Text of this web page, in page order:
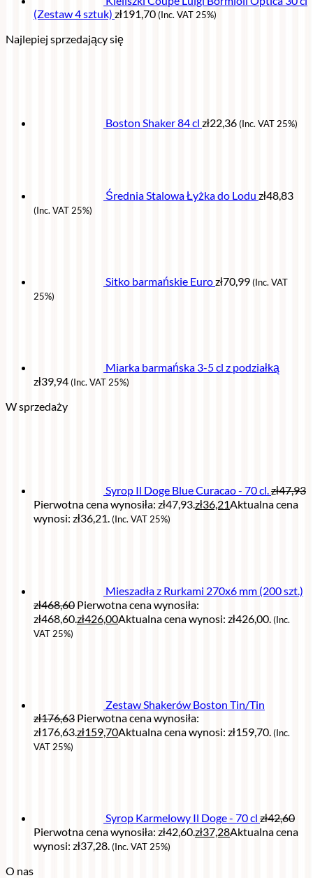
(Zestaw 4 sztuk) zł191,70(Inc. VAT 25%)
Najlepiej sprzedający się
Boston Shaker 84 cl zł22,36(Inc. VAT 25%)
Średnia Stalowa Łyżka do Lodu zł48,83
(Inc. VAT 25%)
Sitko barmańskie Eurozł70,99(Inc. VAT
25%)
Miarka barmańska 3-5 cl z podziałką
zł39,94(Inc. VAT 25%)
W sprzedaży
Syrop Il Doge Blue Curacao - 70 cl. zł47,93
Pierwotna cena wynosiła: zł47,93.zł36,21Aktualna cena
wynosi: zł36,21. (Inc. VAT 25%)
Mieszadła z Rurkami 270x6 mm (200 szt.)
zł468,60 Pierwotna cena wynosiła:
zł468,60.zł426,00Aktualna cena wynosi: zł426,00. (Inc.
VAT 25%)
Zestaw Shakerów Boston Tin/Tin
zł176,63 Pierwotna cena wynosiła:
zł176,63.zł159,70Aktualna cena wynosi: zł159,70. (Inc.
VAT 25%)
Syrop Karmelowy Il Doge - 70 cl zł42,60
Pierwotna cena wynosiła: zł42,60.zł37,28Aktualna cena
wynosi: zł37,28. (Inc. VAT 25%)
O nas